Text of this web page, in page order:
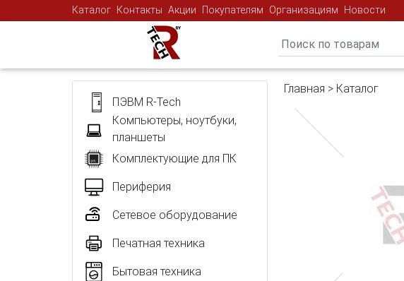
Каталог Контакты Акции Покупателям Организациям Новости
ПЭВМ R-Tech
Компьютеры, ноутбуки,
планшеты
Комплектующие для ПК
Периферия
Сетевое оборудование
Печатная техника
Бытовая техника
Главная > Каталог